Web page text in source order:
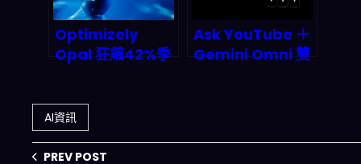
Optimizely
Opal 狂飆42%季
企業自動化遊戲規
則？
Ask YouTube ＋
Gemini Omni 雙
AI資訊
PREV POST